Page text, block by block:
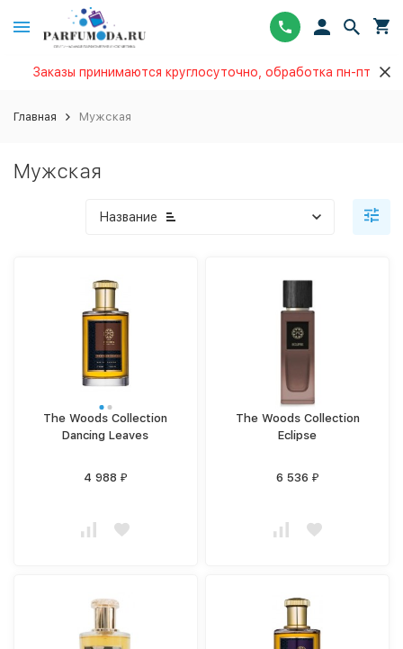
Заказы принимаются круглосуточно, обработка пн-пт
Главная Мужская
Мужская
Название
The Woods Collection
Dancing Leaves
4 988 ₽
The Woods Collection
Eclipse
6 536 ₽